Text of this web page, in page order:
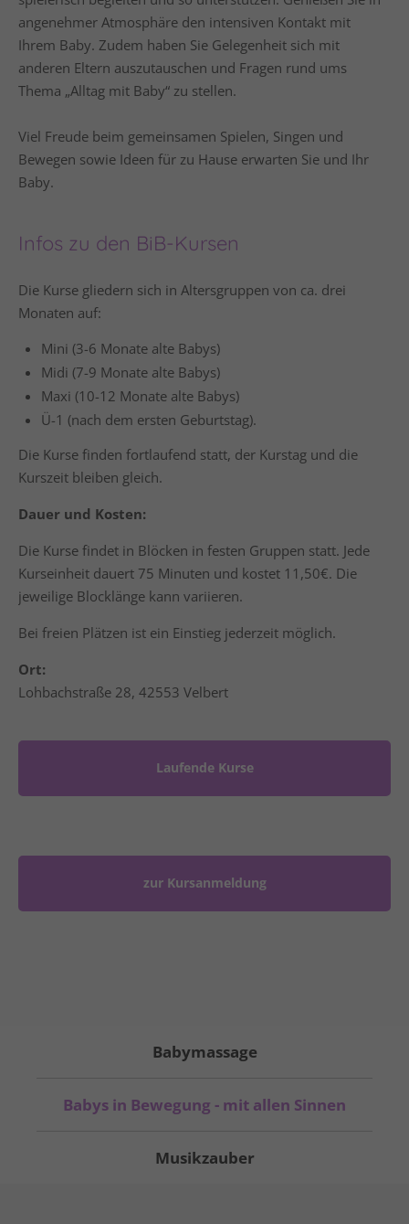
angenehmer Atmosphäre den intensiven Kontakt mit
Ihrem Baby. Zudem haben Sie Gelegenheit sich mit
anderen Eltern auszutauschen und Fragen rund ums
Thema „Alltag mit Baby“ zu stellen.
Viel Freude beim gemeinsamen Spielen, Singen und
Bewegen sowie Ideen für zu Hause erwarten Sie und Ihr
Baby.
Infos zu den BiB-Kursen
Die Kurse gliedern sich in Altersgruppen von ca. drei
Monaten auf:
Mini (3-6 Monate alte Babys)
Midi (7-9 Monate alte Babys)
Maxi (10-12 Monate alte Babys)
Ü-1 (nach dem ersten Geburtstag).
Die Kurse finden fortlaufend statt, der Kurstag und die
Kurszeit bleiben gleich.
Dauer und Kosten:
Die Kurse findet in Blöcken in festen Gruppen statt. Jede
Kurseinheit dauert 75 Minuten und kostet 11,50€. Die
jeweilige Blocklänge kann variieren.
Bei freien Plätzen ist ein Einstieg jederzeit möglich.
Ort:
Lohbachstraße 28, 42553 Velbert
Laufende Kurse
zur Kursanmeldung
Babymassage
Babys in Bewegung - mit allen Sinnen
Musikzauber